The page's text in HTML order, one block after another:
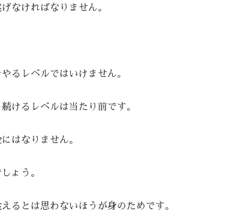
なければなりません。
るレベルではいけません。
けるレベルは当たり前です。
はなりません。
ょう。
るとは思わないほうが身のためです。